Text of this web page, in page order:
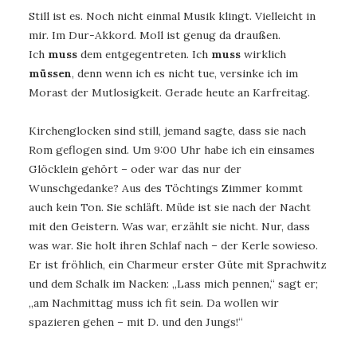
Still ist es. Noch nicht einmal Musik klingt. Vielleicht in
mir. Im Dur-Akkord. Moll ist genug da draußen.
Ich muss dem entgegentreten. Ich muss wirklich
müssen, denn wenn ich es nicht tue, versinke ich im
Morast der Mutlosigkeit. Gerade heute an Karfreitag.
Kirchenglocken sind still, jemand sagte, dass sie nach
Rom geflogen sind. Um 9:00 Uhr habe ich ein einsames
Glöcklein gehört – oder war das nur der
Wunschgedanke? Aus des Töchtings Zimmer kommt
auch kein Ton. Sie schläft. Müde ist sie nach der Nacht
mit den Geistern. Was war, erzählt sie nicht. Nur, dass
was war. Sie holt ihren Schlaf nach – der Kerle sowieso.
Er ist fröhlich, ein Charmeur erster Güte mit Sprachwitz
und dem Schalk im Nacken: „Lass mich pennen,“ sagt er;
„am Nachmittag muss ich fit sein. Da wollen wir
spazieren gehen – mit D. und den Jungs!“